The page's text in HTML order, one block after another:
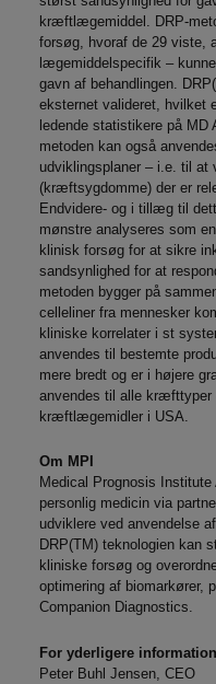
kræftlægemiddel. DRP-
forsøg, hvoraf de 29 viste,
lægemiddelspecifik –
gavn af behandlingen.
eksternet valideret, hvilket
ledende statistikere på MD
metoden kan også
udviklingsplaner – i.e. til
(kræftsygdomme) der er
Endvidere- og i tillæg til
mønstre analyseres som
klinisk forsøg for at sikre
sandsynlighed for at
metoden bygger på
celleliner fra mennesker
kliniske korrelater i st
anvendes til bestemte
mere bredt og er i højere
anvendes til alle kræfttyper
kræftlægemidler i USA.
Om MPI
Medical Prognosis
personlig medicin via
udviklere ved anvendelse
DRP(TM) teknologien kan
kliniske forsøg og
optimering af biomarkører,
Companion Diagnostics.
For yderligere
Peter Buhl Jensen, CEO